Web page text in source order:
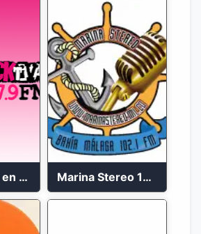
Radioacktiva en vivo 97.9 FM Marina Stereo 102.1 FM